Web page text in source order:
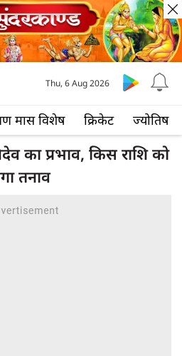
मास विशेष क्रिकेट ज्योतिष
Thu, 6 Aug 2026
का प्रभाव, किस राशि को
तनाव